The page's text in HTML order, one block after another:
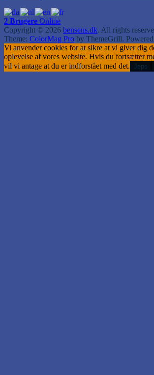
2 Brugere Online
Copyright © 2026 bensens.dk. All rights
Theme: ColorMag Pro by ThemeGrill.
Vi anvender cookies for at sikre at vi giver dig
oplevelse af vores website. Hvis du fortsætter
vil vi antage at du er indforstået med det. Jeps